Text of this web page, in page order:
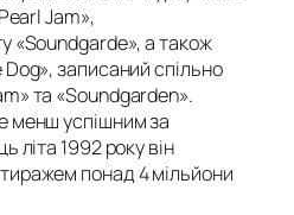
Jam»,
«Soundgarde», а також
записаний спільно
та «Soundgarden».
менш успішним за
літа 1992 року він
понад 4 мільйони